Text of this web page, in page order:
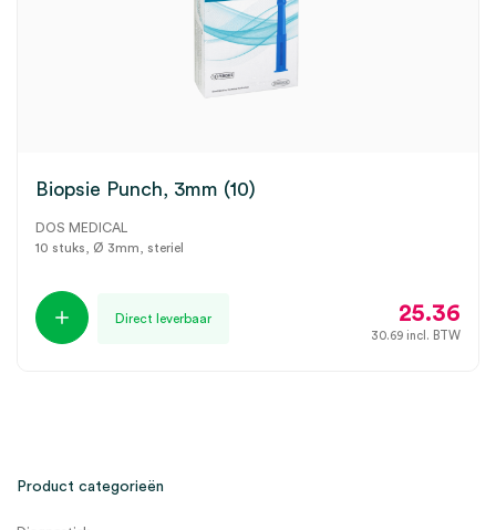
Biopsie Punch, 3mm (10)
DOS MEDICAL
10 stuks, Ø 3mm, steriel
Direct leverbaar 25.36
30.69 incl. BTW
Product categorieën